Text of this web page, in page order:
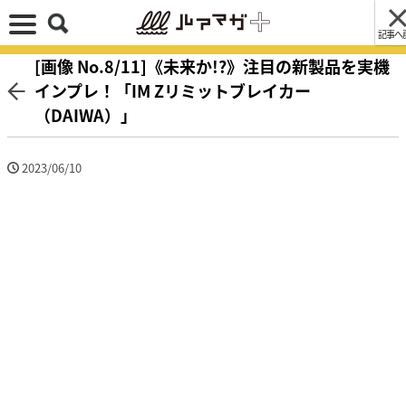
記事へ
[画像 No.8/11]《未来か!?》注目の新製品を実機
インプレ！「IM Zリミットブレイカー
（DAIWA）」
2023/06/10